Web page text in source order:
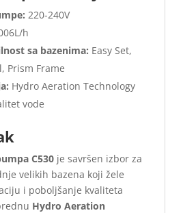
220-240V
h
sa bazenima: Easy Set,
Prism Frame
Hydro Aeration Technology
vode
C530je savršen izbor za
velikih bazena koji žele
i poboljšanje kvaliteta
Hydro Aeration